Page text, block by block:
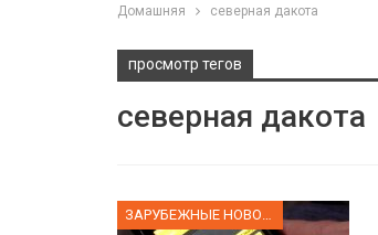
Домашняя северная дакота
просмотр тегов
северная дакота